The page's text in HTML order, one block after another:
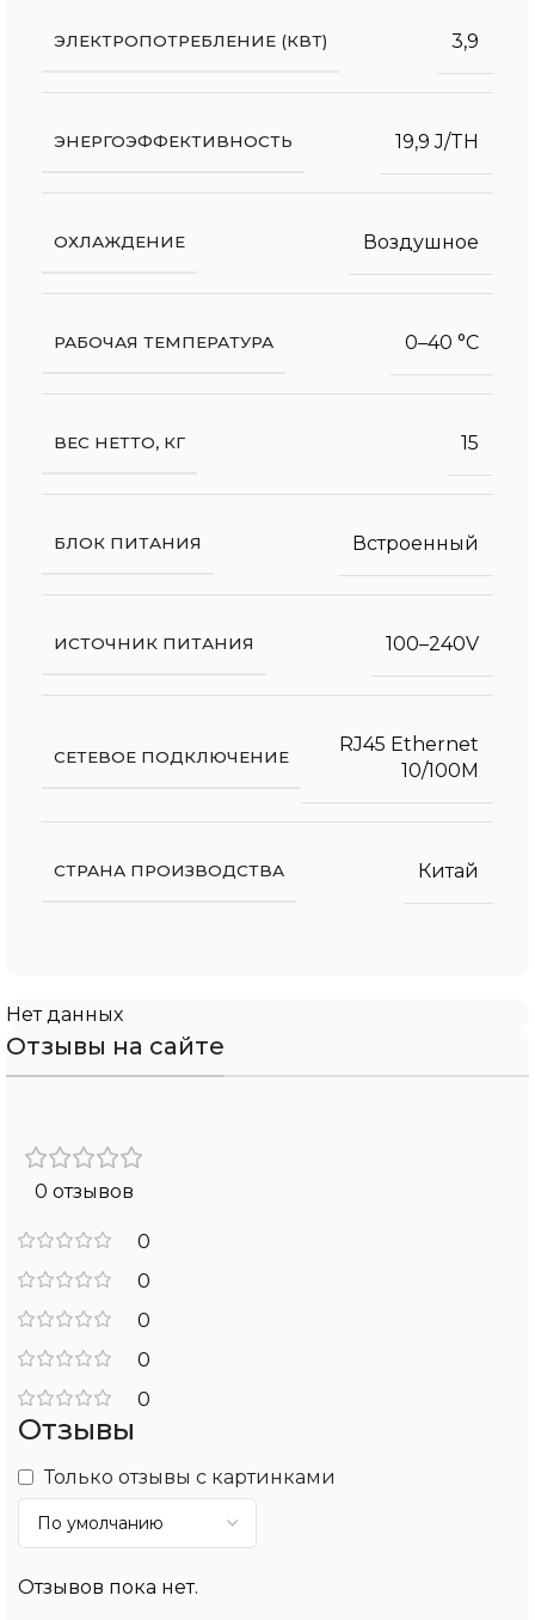
ЭЛЕКТРОПОТРЕБЛЕНИЕ (КВТ) 3,9
ЭНЕРГОЭФФЕКТИВНОСТЬ 19,9 J/TH
ОХЛАЖДЕНИЕ Воздушное
РАБОЧАЯ ТЕМПЕРАТУРА 0–40 °C
ВЕС НЕТТО, КГ 15
БЛОК ПИТАНИЯ Встроенный
ИСТОЧНИК ПИТАНИЯ 100–240V
СЕТЕВОЕ ПОДКЛЮЧЕНИЕ
RJ45 Ethernet
10/100M
СТРАНА ПРОИЗВОДСТВА Китай
Нет данных
Отзывы на сайте
0 отзывов
0
0
0
0
0
Отзывы
Только отзывы с картинками
Отзывов пока нет.